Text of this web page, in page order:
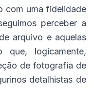
com uma fidelidade
perceber a
arquivo e aquelas
logicamente,
de fotografia de
detalhistas de